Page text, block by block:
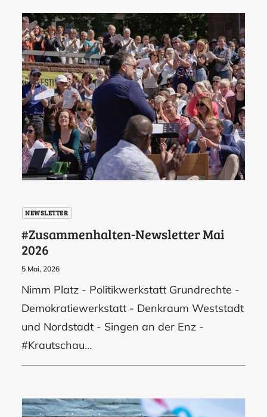
NEWSLETTER
#Zusammenhalten-Newsletter Mai
2026
5 Mai, 2026
Nimm Platz - Politikwerkstatt Grundrechte -
Demokratiewerkstatt - Denkraum Weststadt
und Nordstadt - Singen an der Enz -
#Krautschau…